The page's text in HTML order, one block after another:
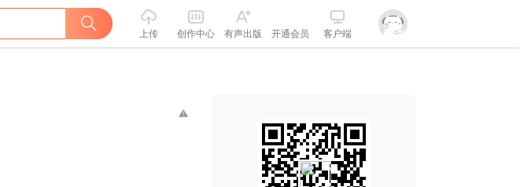
上传 创作中心 有声出版 开通会员 客户端